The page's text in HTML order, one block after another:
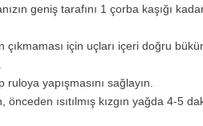
geniş tarafını 1 çorba kaşığı
için uçları içeri doğru
ruloya yapışmasını sağlayın.
önceden ısıtılmış kızgın yağda 4-5